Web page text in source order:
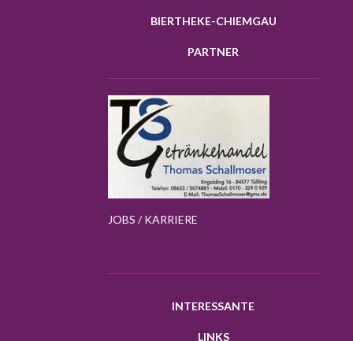
BIERTHEKE-CHIEMGAU
PARTNER
JOBS / KARRIERE
INTERESSANTE
LINKS